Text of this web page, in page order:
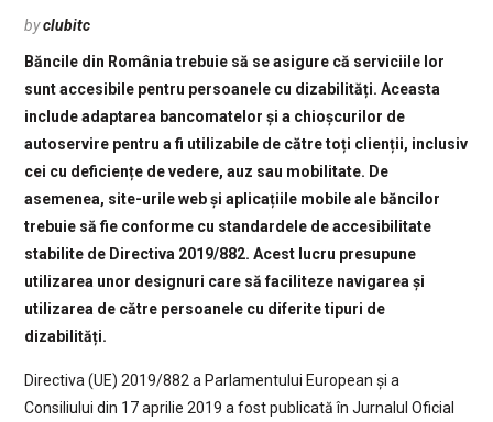
byclubitc
Băncile din România trebuie să se asigure că serviciile lor
sunt accesibile pentru persoanele cu dizabilități. Aceasta
include adaptarea bancomatelor și a chioșcurilor de
autoservire pentru a fi utilizabile de către toți clienții, inclusiv
cei cu deficiențe de vedere, auz sau mobilitate. De
asemenea, site-urile web și aplicațiile mobile ale băncilor
trebuie să fie conforme cu standardele de accesibilitate
stabilite de Directiva 2019/882. Acest lucru presupune
utilizarea unor designuri care să faciliteze navigarea și
utilizarea de către persoanele cu diferite tipuri de
dizabilități.
Directiva (UE) 2019/882 a Parlamentului European și a
Consiliului din 17 aprilie 2019 a fost publicată în Jurnalul Oficial